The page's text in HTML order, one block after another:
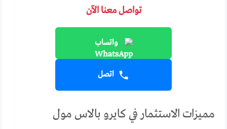
تواصل معنا الآن
واتساب
اتصل
مميزات الاستثمار في كايرو بالاس مول